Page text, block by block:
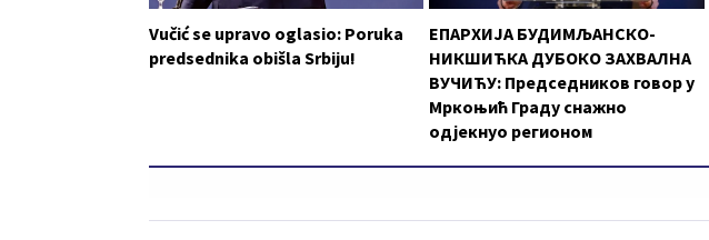
Vučić se upravo oglasio: Poruka
predsednika obišla Srbiju!
ЕПАРХИЈА БУДИМЉАНСКО-
НИКШИЋКА ДУБОКО ЗАХВАЛНА
ВУЧИЋУ: Председников говор у
Мркоњић Граду снажно
одјекнуо регионом